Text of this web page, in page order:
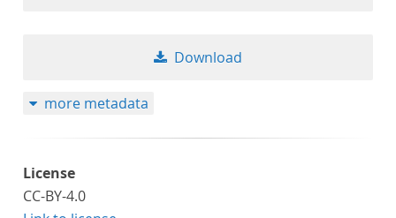
Download
more metadata
License
CC-BY-4.0